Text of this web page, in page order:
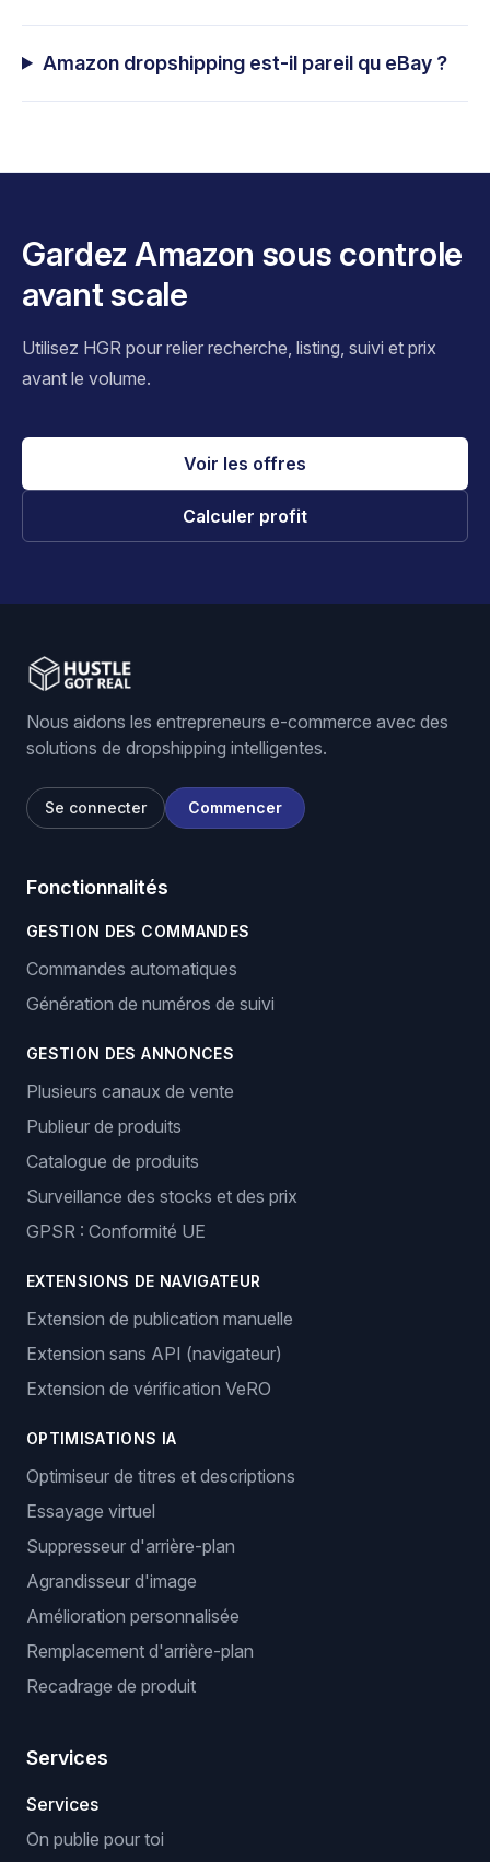
Amazon dropshipping est-il pareil qu eBay ?
Gardez Amazon sous controle
avant scale
Utilisez HGR pour relier recherche, listing, suivi et prix
avant le volume.
Voir les offres
Calculer profit
Nous aidons les entrepreneurs e-commerce avec des
solutions de dropshipping intelligentes.
Se connecter Commencer
Fonctionnalités
GESTION DES COMMANDES
Commandes automatiques
Génération de numéros de suivi
GESTION DES ANNONCES
Plusieurs canaux de vente
Publieur de produits
Catalogue de produits
Surveillance des stocks et des prix
GPSR : Conformité UE
EXTENSIONS DE NAVIGATEUR
Extension de publication manuelle
Extension sans API (navigateur)
Extension de vérification VeRO
OPTIMISATIONS IA
Optimiseur de titres et descriptions
Essayage virtuel
Suppresseur d'arrière-plan
Agrandisseur d'image
Amélioration personnalisée
Remplacement d'arrière-plan
Recadrage de produit
Services
Services
On publie pour toi